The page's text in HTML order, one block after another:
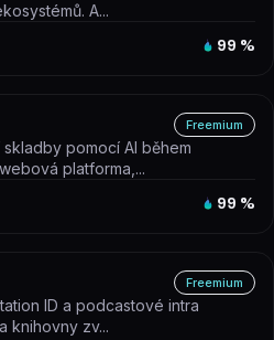
A...
99 %
Freemium
pomocí AI během
platforma,...
99 %
Freemium
ID a podcastové intra
knihovny zv...